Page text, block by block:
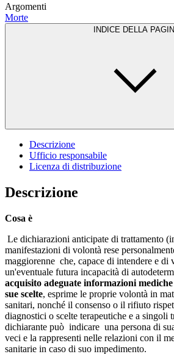
Argomenti
Morte
INDICE DELLA
Descrizione
Ufficio responsabile
Licenza di distribuzione
Descrizione
Cosa è
Le dichiarazioni anticipate di trattamento
manifestazioni di volontà rese
maggiorenne che, capace di intendere e di
un'eventuale futura incapacità di
acquisito adeguate informazioni mediche
sue scelte, esprime le proprie volontà in
sanitari, nonché il consenso o il rifiuto
diagnostici o scelte terapeutiche e a singoli
dichiarante può indicare una persona di
veci e la rappresenti nelle relazioni con il
sanitarie in caso di suo impedimento.